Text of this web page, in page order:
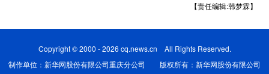
【责任编辑:韩梦霖】
Copyright © 2000 - 2026 cq.news.cn All Rights Reserved.
制作单位：新华网股份有限公司重庆分公司 版权所有：新华网股份有限公司